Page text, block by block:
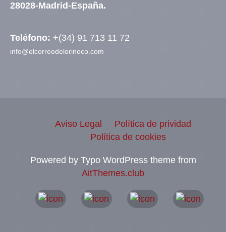
28028-Madrid-España.
Teléfono: +(34) 91 713 11 72
info@elcorreodelorinoco.com
Aviso Legal
Política de prividad
Política de cookies
Powered by Typo WordPress theme from
AitThemes.club